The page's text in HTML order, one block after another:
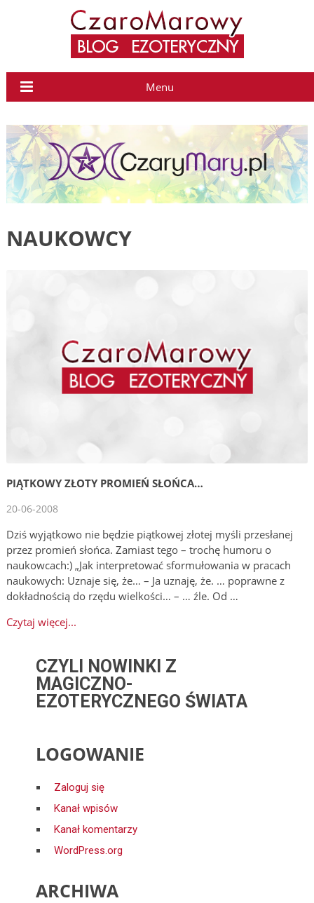
Menu
NAUKOWCY
PIĄTKOWY ZŁOTY PROMIEŃ SŁOŃCA…
20-06-2008
Dziś wyjątkowo nie będzie piątkowej złotej myśli przesłanej
przez promień słońca. Zamiast tego – trochę humoru o
naukowcach:) „Jak interpretować sformułowania w pracach
naukowych: Uznaje się, że… – Ja uznaję, że. … poprawne z
dokładnością do rzędu wielkości… – … źle. Od …
Czytaj więcej...
CZYLI NOWINKI Z
MAGICZNO-
EZOTERYCZNEGO ŚWIATA
LOGOWANIE
Zaloguj się
Kanał wpisów
Kanał komentarzy
WordPress.org
ARCHIWA